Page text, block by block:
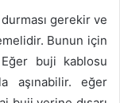
gerekir ve
Bunun için
buji kablosu
aşınabilir. eğer